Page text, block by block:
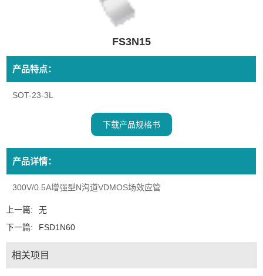
FS3N15
产品特点：
SOT-23-3L
下载产品规格书
产品详情：
300V/0.5A增强型N沟道VDMOS场效应管
上一篇:
无
下一篇:
FSD1N60
相关项目